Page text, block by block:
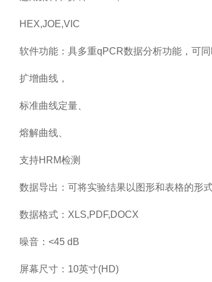
HEX,JOE,VIC
软件功能：具多重qPCR数据分析功能，可
扩增曲线，
标准曲线定量、
熔解曲线、
支持HRM检测
数据导出：可将实验结果以图形和表格的形
数据格式：XLS,PDF,DOCX
噪音：<45 dB
屏幕尺寸：10英寸(HD)